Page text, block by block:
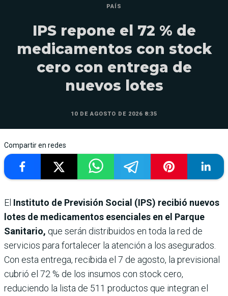
PAÍS
IPS repone el 72 % de
medicamentos con stock
cero con entrega de
nuevos lotes
10 DE AGOSTO DE 2026 8:35
Compartir en redes
El Instituto de Previsión Social (IPS) recibió nuevos
lotes de medicamentos esenciales en el Parque
Sanitario, que serán distribuidos en toda la red de
servicios para fortalecer la atención a los asegurados.
Con esta entrega, recibida el 7 de agosto, la previsional
cubrió el 72 % de los insumos con stock cero,
reduciendo la lista de 511 productos que integran el